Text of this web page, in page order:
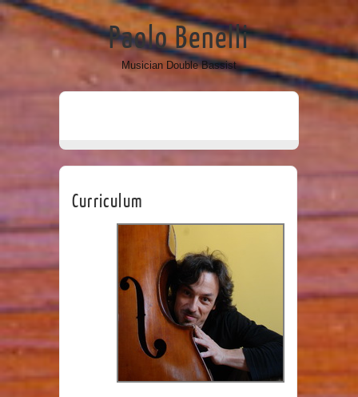
Paolo Benelli
Musician Double Bassist
Curriculum